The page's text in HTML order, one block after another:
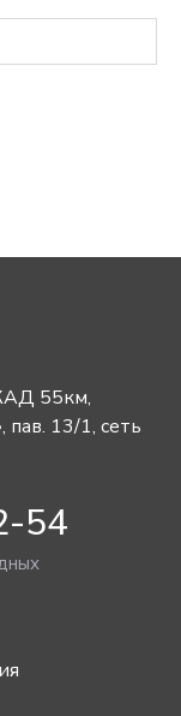
55км,
13/1, сеть
54